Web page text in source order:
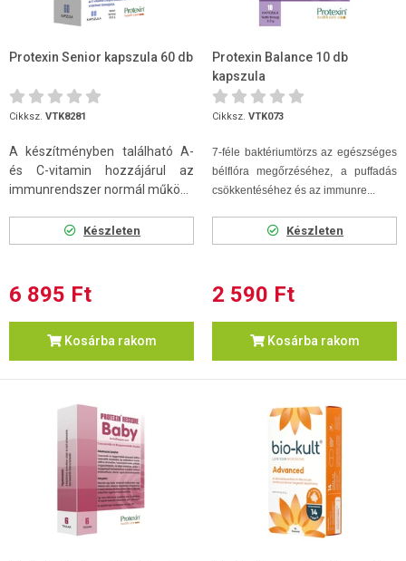
Protexin Senior kapszula 60 db
Cikksz. VTK8281
A készítményben található A-
és C-vitamin hozzájárul az
immunrendszer normál műkö...
Készleten
6 895 Ft
Kosárba rakom
Protexin Balance 10 db
kapszula
Cikksz. VTK073
7-féle baktériumtörzs az egészséges
bélflóra megőrzéséhez, a puffadás
csökkentéséhez és az immunre...
Készleten
2 590 Ft
Kosárba rakom